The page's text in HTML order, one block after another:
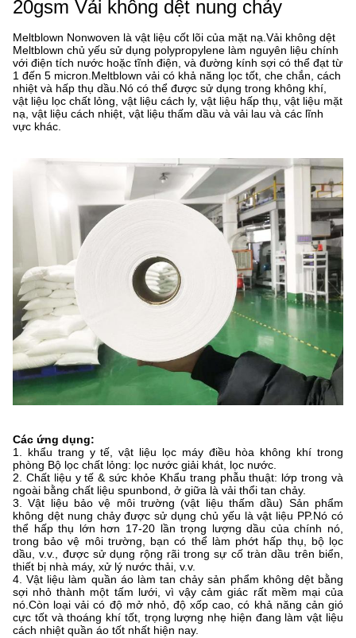
20gsm Vải không dệt nung chảy
Meltblown Nonwoven là vật liệu cốt lõi của mặt nạ.Vải không dệt
Meltblown chủ yếu sử dụng polypropylene làm nguyên liệu chính
với điện tích nước hoặc tĩnh điện, và đường kính sợi có thể đạt từ
1 đến 5 micron.Meltblown vải có khả năng lọc tốt, che chắn, cách
nhiệt và hấp thụ dầu.Nó có thể được sử dụng trong không khí,
vật liệu lọc chất lỏng, vật liệu cách ly, vật liệu hấp thụ, vật liệu mặt
nạ, vật liệu cách nhiệt, vật liệu thấm dầu và vải lau và các lĩnh
vực khác.
Các ứng dụng:
1. khẩu trang y tế, vật liệu lọc máy điều hòa không khí trong
phòng Bộ lọc chất lỏng: lọc nước giải khát, lọc nước.
2. Chất liệu y tế & sức khỏe Khẩu trang phẫu thuật: lớp trong và
ngoài bằng chất liệu spunbond, ở giữa là vải thổi tan chảy.
3. Vật liệu bảo vệ môi trường (vật liệu thấm dầu) Sản phẩm
không dệt nung chảy được sử dụng chủ yếu là vật liệu PP.Nó có
thể hấp thụ lớn hơn 17-20 lần trọng lượng dầu của chính nó,
trong bảo vệ môi trường, bạn có thể làm phớt hấp thụ, bộ lọc
dầu, v.v., được sử dụng rộng rãi trong sự cố tràn dầu trên biển,
thiết bị nhà máy, xử lý nước thải, v.v.
4. Vật liệu làm quần áo làm tan chảy sản phẩm không dệt bằng
sợi nhỏ thành một tấm lưới, vì vậy cảm giác rất mềm mại của
nó.Còn loại vải có độ mở nhỏ, độ xốp cao, có khả năng cản gió
cực tốt và thoáng khí tốt, trọng lượng nhẹ hiện đang làm vật liệu
cách nhiệt quần áo tốt nhất hiện nay.